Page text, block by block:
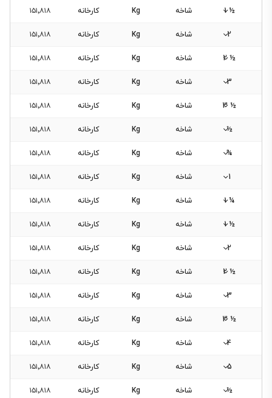
½ 1 شاخه Kg کارخانه ۱۵۱٬۸۱۸
2 شاخه Kg کارخانه ۱۵۱٬۸۱۸
½ 2 شاخه Kg کارخانه ۱۵۱٬۸۱۸
3 شاخه Kg کارخانه ۱۵۱٬۸۱۸
½ 3 شاخه Kg کارخانه ۱۵۱٬۸۱۸
½ شاخه Kg کارخانه ۱۵۱٬۸۱۸
¾ شاخه Kg کارخانه ۱۵۱٬۸۱۸
1 شاخه Kg کارخانه ۱۵۱٬۸۱۸
¼ 1 شاخه Kg کارخانه ۱۵۱٬۸۱۸
½ 1 شاخه Kg کارخانه ۱۵۱٬۸۱۸
2 شاخه Kg کارخانه ۱۵۱٬۸۱۸
½ 2 شاخه Kg کارخانه ۱۵۱٬۸۱۸
3 شاخه Kg کارخانه ۱۵۱٬۸۱۸
½ 3 شاخه Kg کارخانه ۱۵۱٬۸۱۸
4 شاخه Kg کارخانه ۱۵۱٬۸۱۸
5 شاخه Kg کارخانه ۱۵۱٬۸۱۸
½ شاخه Kg کارخانه ۱۵۱٬۸۱۸